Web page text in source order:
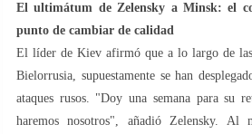
El ultimátum de Zelensky a Minsk: el
punto de cambiar de calidad
El líder de Kiev afirmó que a lo largo de
Bielorrusia, supuestamente se han
ataques rusos. "Doy una semana para su
haremos nosotros", añadió Zelensky.